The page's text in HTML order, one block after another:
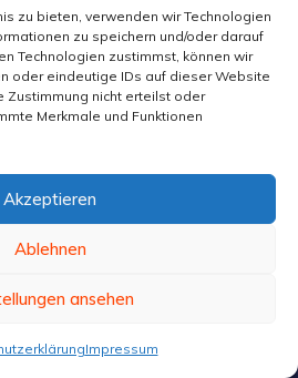
zu bieten, verwenden wir Technologien
zu speichern und/oder darauf
Technologien zustimmst, können wir
oder eindeutige IDs auf dieser Website
Zustimmung nicht erteilst oder
Merkmale und Funktionen
Akzeptieren
Ablehnen
ansehen
Impressum